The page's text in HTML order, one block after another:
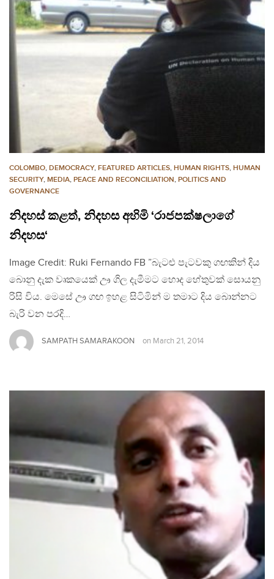
COLOMBO, DEMOCRACY, FEATURED ARTICLES, HUMAN RIGHTS, HUMAN
SECURITY, MEDIA, PEACE AND RECONCILIATION, POLITICS AND
GOVERNANCE
නිදහස් කළත්, නිදහස අහිමි ‘රාජපක්ෂලාගේ
නිදහස‘
Image Credit: Ruki Fernando FB ”බැටළු පැටවකු ගඟකින් දිය
බොනු දැක වෘකයෙක් ඌ ගිල දැමීමට හොද හේතුවක් සොයනු
රිසි විය. මෙසේ ඌ ගඟ ඉහළ සිටිමින් ම තමාට දිය බොන්නට
බැරි වන පරදි…
SAMPATH SAMARAKOON on March 21, 2014